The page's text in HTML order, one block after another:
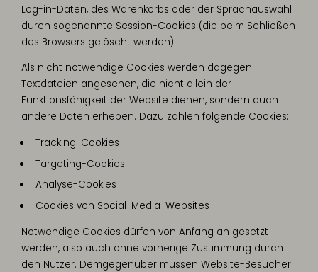
Log-in-Daten, des Warenkorbs oder der Sprachauswahl
durch sogenannte Session-Cookies (die beim Schließen
des Browsers gelöscht werden).
Als nicht notwendige Cookies werden dagegen
Textdateien angesehen, die nicht allein der
Funktionsfähigkeit der Website dienen, sondern auch
andere Daten erheben. Dazu zählen folgende Cookies:
Tracking-Cookies
Targeting-Cookies
Analyse-Cookies
Cookies von Social-Media-Websites
Notwendige Cookies dürfen von Anfang an gesetzt
werden, also auch ohne vorherige Zustimmung durch
den Nutzer. Demgegenüber müssen Website-Besucher